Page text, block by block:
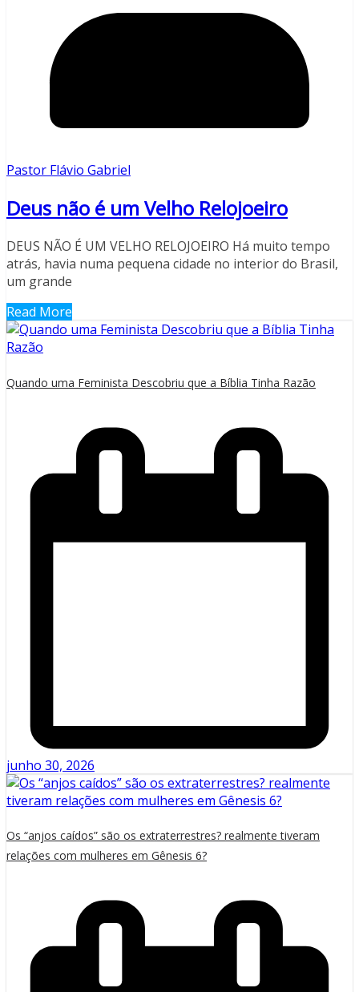
Pastor Flávio Gabriel
Deus não é um Velho Relojoeiro
DEUS NÃO É UM VELHO RELOJOEIRO Há muito tempo
atrás, havia numa pequena cidade no interior do Brasil,
um grande
Read More
Quando uma Feminista Descobriu que a Bíblia Tinha Razão
junho 30, 2026
Os “anjos caídos” são os extraterrestres? realmente tiveram
relações com mulheres em Gênesis 6?